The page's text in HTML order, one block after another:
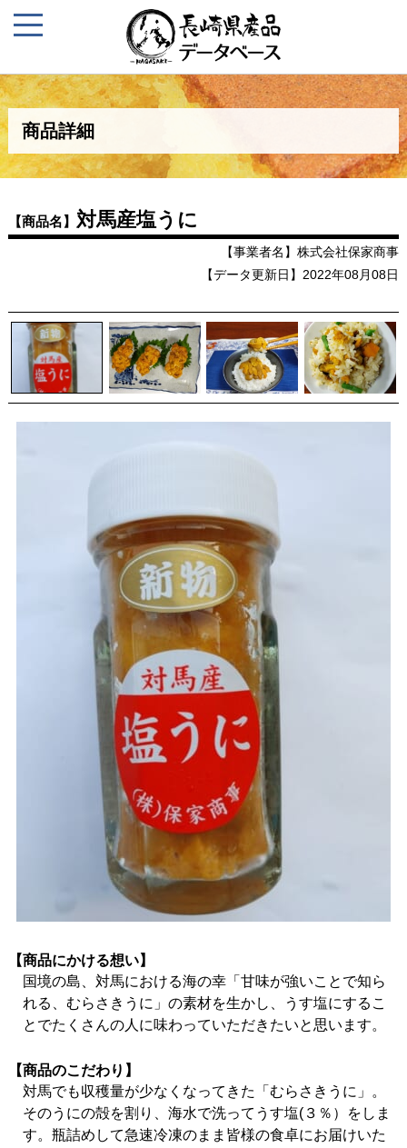
商品詳細
【商品名】 対馬産塩うに
【事業者名】株式会社保家商事
【データ更新日】2022年08月08日
【商品にかける想い】
国境の島、対馬における海の幸「甘味が強いことで知ら
れる、むらさきうに」の素材を生かし、うす塩にするこ
とでたくさんの人に味わっていただきたいと思います。
【商品のこだわり】
対馬でも収穫量が少なくなってきた「むらさきうに」。
そのうにの殻を割り、海水で洗ってうす塩(３％）をしま
す。瓶詰めして急速冷凍のまま皆様の食卓にお届けいた